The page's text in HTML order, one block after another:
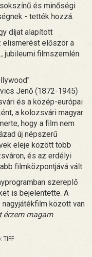
és minőségi
- tették hozzá.
díjat alapított
elismerést először a
jubileumi filmszemlén
Jenő (1872-1945)
és a közép-európai
a kolozsvári magyar
hogy a film nem
új népszerű
eleje között több
és az erdélyi
filmközpontjává vált.
szereplő
is bejelentette. A
között van
érzem magam
TIFF